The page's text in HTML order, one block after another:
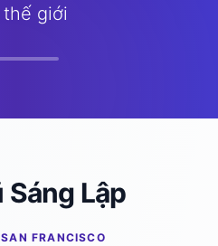
giới
Lập
FRANCISCO